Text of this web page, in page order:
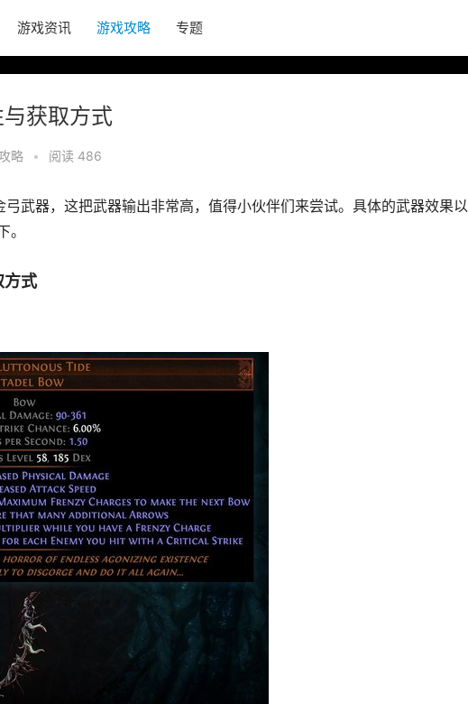
游戏资讯 游戏攻略 专题
获取方式
略 • 阅读 486
弓武器，这把武器输出非常高，值得小伙伴们来尝试。具体的武器效果以
方式